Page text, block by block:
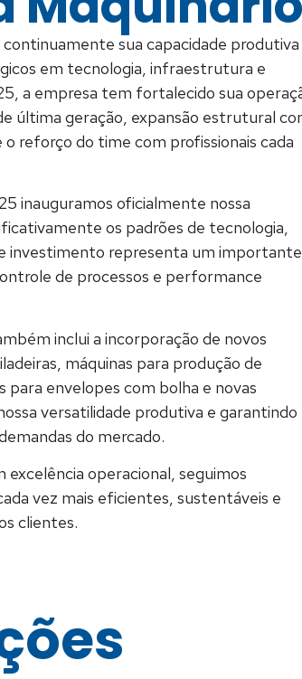
sua capacidade produtiva
em tecnologia, infraestrutura e
a empresa tem fortalecido sua
última geração, expansão estrutural
reforço do time com profissionais cada
inauguramos oficialmente nossa
os padrões de tecnologia,
investimento representa um importante
de processos e performance
inclui a incorporação de novos
máquinas para produção de
para envelopes com bolha e novas
versatilidade produtiva e garantindo
do mercado.
operacional, seguimos
vez mais eficientes, sustentáveis e
clientes.